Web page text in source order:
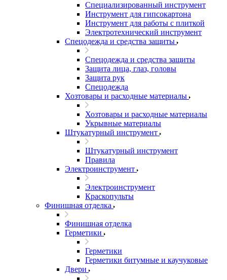
Специализированный инструмент
Инструмент для гипсокартона
Инструмент для работы с плиткой
Электротехнический инструмент
Спецодежда и средства защиты
Спецодежда и средства защиты
Защита лица, глаз, головы
Защита рук
Спецодежда
Хозтовары и расходные материалы
Хозтовары и расходные материалы
Укрывные материалы
Штукатурный инструмент
Штукатурный инструмент
Правила
Электроинструмент
Электроинструмент
Краскопульты
Финишная отделка
Финишная отделка
Герметики
Герметики
Герметики битумные и каучуковые
Двери